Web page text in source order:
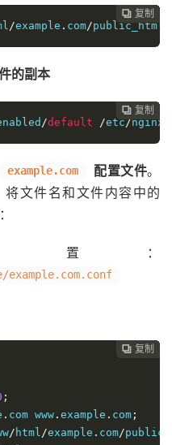
 复制
 复制
 复制
 复制
 复制
 复制
 复制
 复制
 复制
 复制
 复制
 复制
 复制
 复制
/example . com/public_html
的副本
 复制
 复制
 复制
 复制
 复制
 复制
 复制
 复制
 复制
 复制
 复制
 复制
 复制
/default /etc /nginx
example.com 配置文件。
文件名和文件内容中的
置：
 复制
 复制
 复制
 复制
 复制
 复制
 复制
 复制
 复制
 复制
 复制
 复制
;
. com www . example . com ;
/ html /example . com/